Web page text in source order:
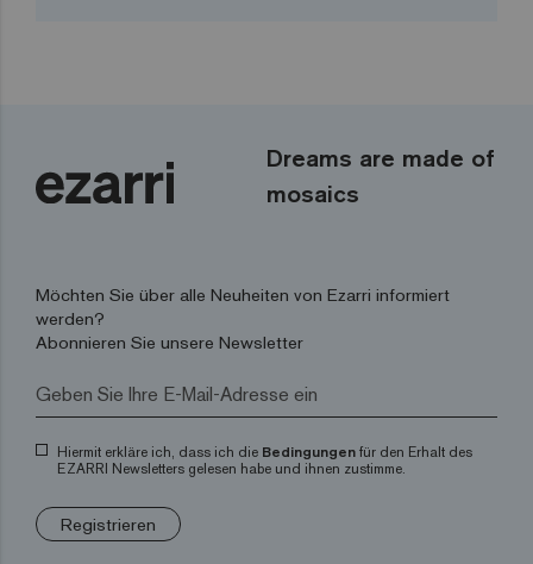
Dreams are made of
mosaics
Möchten Sie über alle Neuheiten von Ezarri informiert
werden?
Abonnieren Sie unsere Newsletter
Hiermit erkläre ich, dass ich die Bedingungen für den Erhalt des
EZARRI Newsletters gelesen habe und ihnen zustimme.
Registrieren